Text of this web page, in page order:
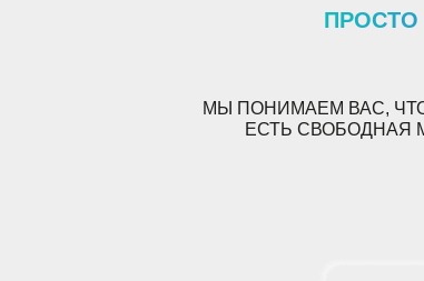
МЫ ПОНИМАЕМ ВАС,
ЕСТЬ СВОБОДНАЯ
ПРОСТО